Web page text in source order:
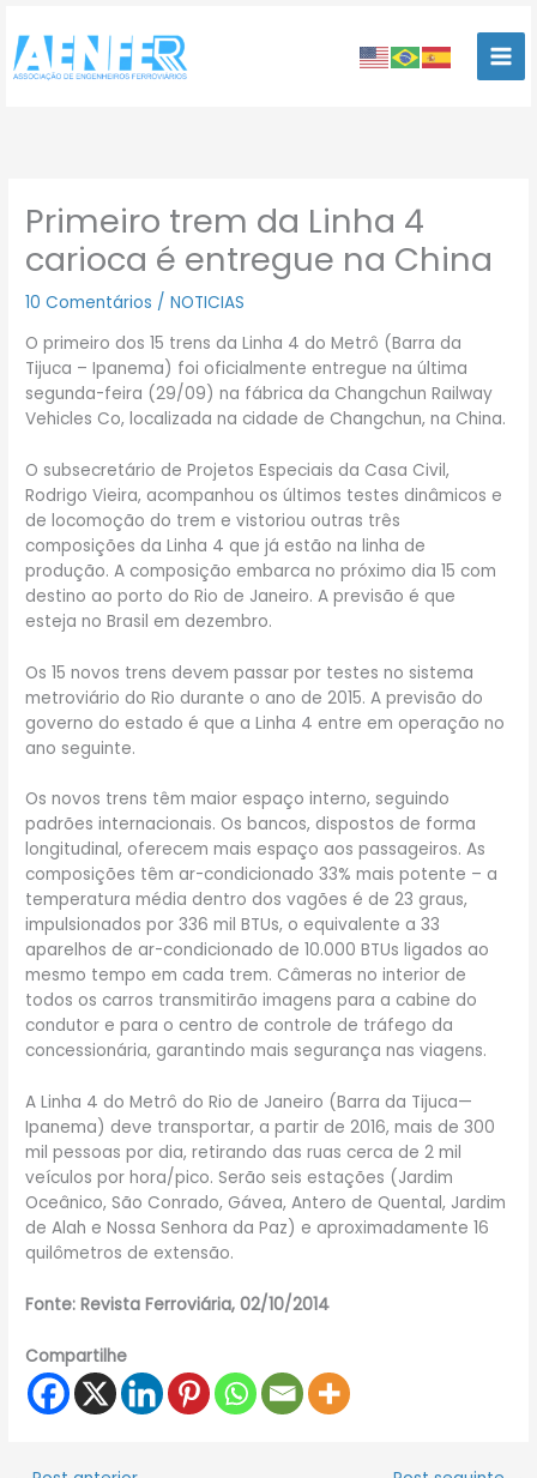
para
conteúdo
Primeiro trem da Linha 4
carioca é entregue na China
10 Comentários /NOTICIAS
O primeiro dos 15 trens da Linha 4 do Metrô (Barra da
Tijuca – Ipanema) foi oficialmente entregue na última
segunda-feira (29/09) na fábrica da Changchun Railway
Vehicles Co, localizada na cidade de Changchun, na China.
O subsecretário de Projetos Especiais da Casa Civil,
Rodrigo Vieira, acompanhou os últimos testes dinâmicos e
de locomoção do trem e vistoriou outras três
composições da Linha 4 que já estão na linha de
produção. A composição embarca no próximo dia 15 com
destino ao porto do Rio de Janeiro. A previsão é que
esteja no Brasil em dezembro.
Os 15 novos trens devem passar por testes no sistema
metroviário do Rio durante o ano de 2015. A previsão do
governo do estado é que a Linha 4 entre em operação no
ano seguinte.
Os novos trens têm maior espaço interno, seguindo
padrões internacionais. Os bancos, dispostos de forma
longitudinal, oferecem mais espaço aos passageiros. As
composições têm ar-condicionado 33% mais potente – a
temperatura média dentro dos vagões é de 23 graus,
impulsionados por 336 mil BTUs, o equivalente a 33
aparelhos de ar-condicionado de 10.000 BTUs ligados ao
mesmo tempo em cada trem. Câmeras no interior de
todos os carros transmitirão imagens para a cabine do
condutor e para o centro de controle de tráfego da
concessionária, garantindo mais segurança nas viagens.
A Linha 4 do Metrô do Rio de Janeiro (Barra da Tijuca—
Ipanema) deve transportar, a partir de 2016, mais de 300
mil pessoas por dia, retirando das ruas cerca de 2 mil
veículos por hora/pico. Serão seis estações (Jardim
Oceânico, São Conrado, Gávea, Antero de Quental, Jardim
de Alah e Nossa Senhora da Paz) e aproximadamente 16
quilômetros de extensão.
Fonte: Revista Ferroviária, 02/10/2014
Compartilhe